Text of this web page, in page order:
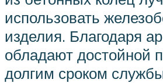
использовать
изделия. Благодаря
обладают достойной
долгим сроком